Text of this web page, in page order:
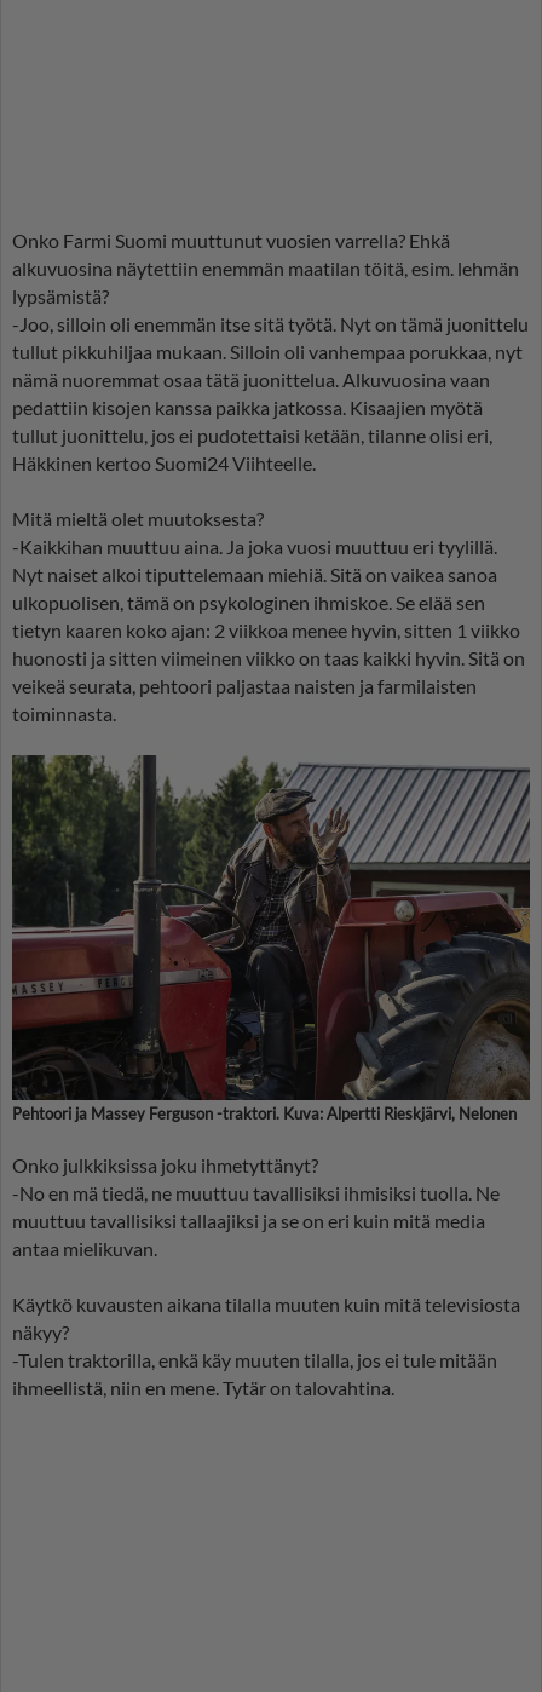
Onko Farmi Suomi muuttunut vuosien varrella? Ehkä
alkuvuosina näytettiin enemmän maatilan töitä, esim. lehmän
lypsämistä?
-Joo, silloin oli enemmän itse sitä työtä. Nyt on tämä juonittelu
tullut pikkuhiljaa mukaan. Silloin oli vanhempaa porukkaa, nyt
nämä nuoremmat osaa tätä juonittelua. Alkuvuosina vaan
pedattiin kisojen kanssa paikka jatkossa. Kisaajien myötä
tullut juonittelu, jos ei pudotettaisi ketään, tilanne olisi eri,
Häkkinen kertoo Suomi24 Viihteelle.
Mitä mieltä olet muutoksesta?
-Kaikkihan muuttuu aina. Ja joka vuosi muuttuu eri tyylillä.
Nyt naiset alkoi tiputtelemaan miehiä. Sitä on vaikea sanoa
ulkopuolisen, tämä on psykologinen ihmiskoe. Se elää sen
tietyn kaaren koko ajan: 2 viikkoa menee hyvin, sitten 1 viikko
huonosti ja sitten viimeinen viikko on taas kaikki hyvin. Sitä on
veikeä seurata, pehtoori paljastaa naisten ja farmilaisten
toiminnasta.
Pehtoori ja Massey Ferguson -traktori. Kuva: Alpertti Rieskjärvi, Nelonen
Onko julkkiksissa joku ihmetyttänyt?
-No en mä tiedä, ne muuttuu tavallisiksi ihmisiksi tuolla. Ne
muuttuu tavallisiksi tallaajiksi ja se on eri kuin mitä media
antaa mielikuvan.
Käytkö kuvausten aikana tilalla muuten kuin mitä televisiosta
näkyy?
-Tulen traktorilla, enkä käy muuten tilalla, jos ei tule mitään
ihmeellistä, niin en mene. Tytär on talovahtina.